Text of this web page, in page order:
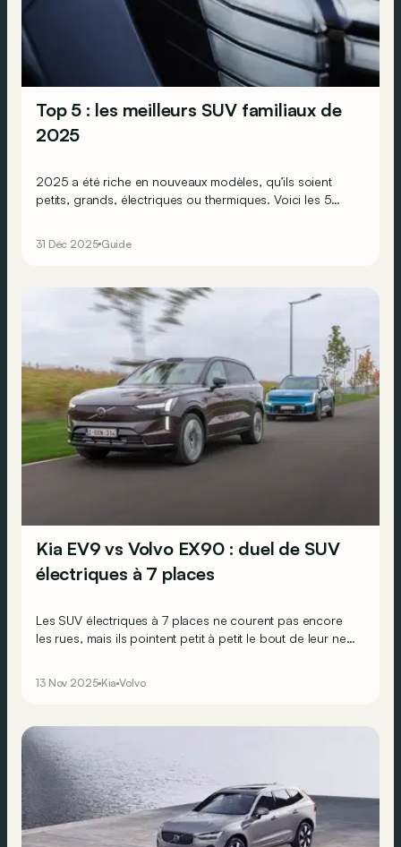
Top 5 : les meilleurs SUV familiaux de
2025
2025 a été riche en nouveaux modèles, qu’ils soient
petits, grands, électriques ou thermiques. Voici les 5
31 Déc 2025 Guide
Kia EV9 vs Volvo EX90 : duel de SUV
électriques à 7 places
Les SUV électriques à 7 places ne courent pas encore
les rues, mais ils pointent petit à petit le bout de leur nez
13 Nov 2025 Kia Volvo